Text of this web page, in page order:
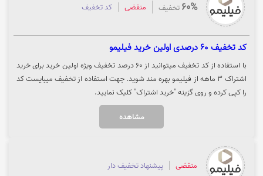
60% تخفیف منقضی کد تخفیف
کد تخفیف 60 درصدی اولین خرید فیلیمو
با استفاده از کد تخفیف میتوانید از 60 درصد تخفیف ویژه اولین خرید برای خرید
اشتراک 3 ماهه از فیلیمو بهره مند شوید. جهت استفاده از تخفیف میبایست کد
را کپی کرده و روی گزینه "خرید اشتراک" کلیک نمایید.
مشاهده
منقضی پیشنهاد تخفیف دار